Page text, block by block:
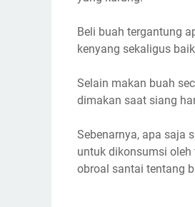
Beli buah tergantung
kenyang sekaligus
Selain makan buah
dimakan saat siang
Sebenarnya, apa saja
untuk dikonsumsi
obroal santai tentang